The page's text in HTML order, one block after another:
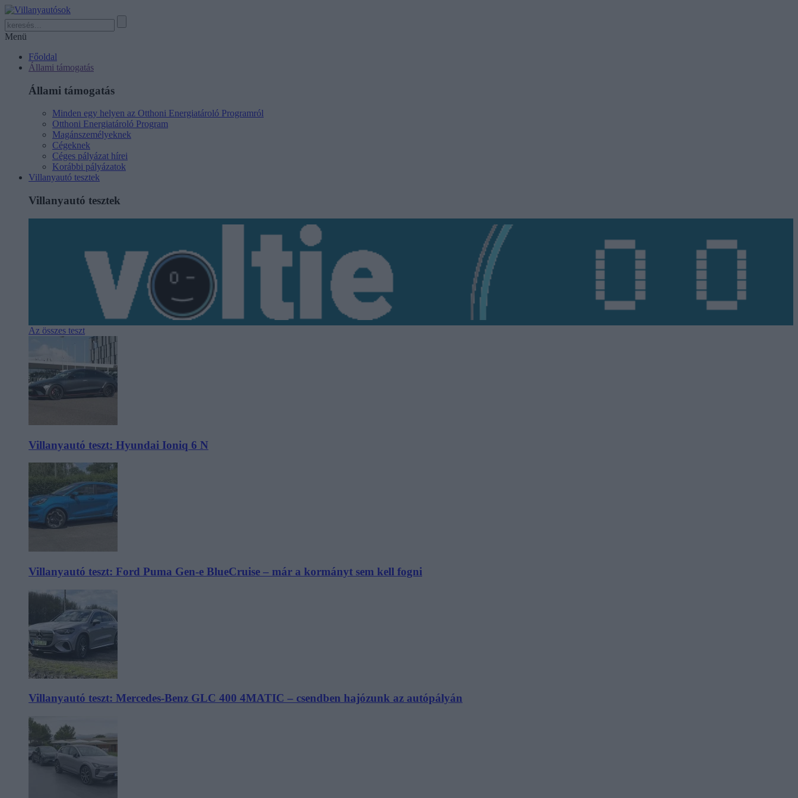
Menü
Főoldal
Állami támogatás
Állami támogatás
Minden egy helyen az Otthoni Energiatároló Programról
Otthoni Energiatároló Program
Magánszemélyeknek
Cégeknek
Céges pályázat hírei
Korábbi pályázatok
Villanyautó tesztek
Villanyautó tesztek
Az összes teszt
Villanyautó teszt: Hyundai Ioniq 6 N
Villanyautó teszt: Ford Puma Gen-e BlueCruise – már a kormányt sem kell fogni
Villanyautó teszt: Mercedes-Benz GLC 400 4MATIC – csendben hajózunk az autópályán